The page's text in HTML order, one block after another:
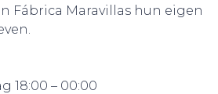
Fábrica Maravillas hun eigen
18:00 – 00:00